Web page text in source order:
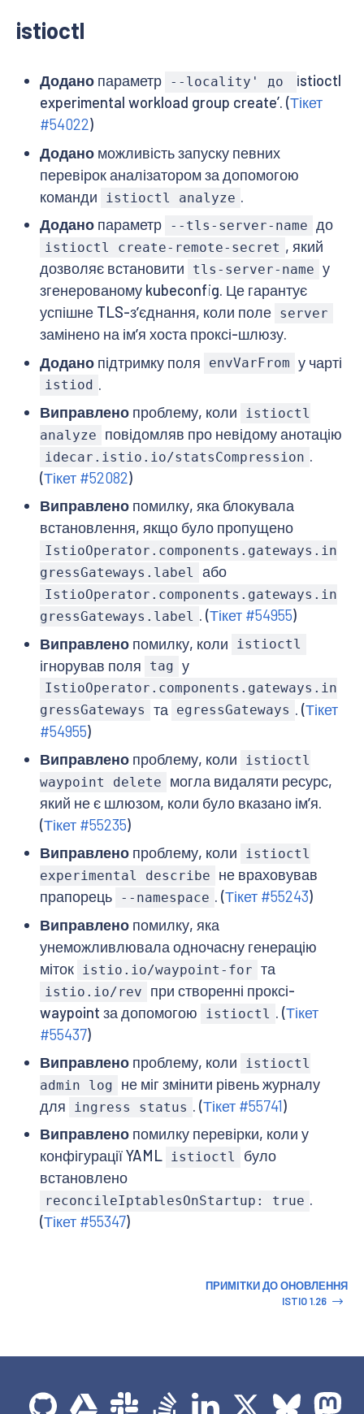
istioctl
Доданопараметр --locality' до
іstioctl
experimental workload group create’. (Тікет
#54022)
Доданоможливість запуску певних
перевірок аналізатором за допомогою
команди
istioctl analyze .
Доданопараметр --tls-server-name до
istioctl create-remote-secret , який
дозволяє встановити
tls-server-name у
згенерованому kubeconfig. Це гарантує
успішне TLS-зʼєднання, коли поле server
замінено на імʼя хоста проксі-шлюзу.
Доданопідтримку поля envVarFrom у чарті
istiod .
Виправленопроблему, коли
istioctl
analyze
повідомляв про невідому анотацію
idecar.istio.io/statsCompression .
(Тікет #52082)
Виправленопомилку, яка блокувала
встановлення, якщо було пропущено
IstioOperator.components.gateways.in
gressGateways.label
або
IstioOperator.components.gateways.in
gressGateways.label . (Тікет #54955)
Виправленопомилку, коли istioctl
ігнорував поля tag у
IstioOperator.components.gateways.in
gressGateways
та egressGateways . (Тікет
#54955)
Виправленопроблему, коли
istioctl
waypoint delete
могла видаляти ресурс,
який не є шлюзом, коли було вказано імʼя.
(Тікет #55235)
Виправленопроблему, коли
istioctl
experimental describe
не враховував
прапорець
--namespace . (Тікет #55243)
Виправленопомилку, яка
унеможливлювала одночасну генерацію
міток
istio.io/waypoint-for та
istio.io/rev
при створенні проксі-
waypoint за допомогою
istioctl . (Тікет
#55437)
Виправленопроблему, коли
istioctl
admin log
не міг змінити рівень журналу
для
ingress status . (Тікет #55741)
Виправленопомилку перевірки, коли у
конфігурації YAML istioctl
було
встановлено
reconcileIptablesOnStartup: true .
(Тікет #55347)
ПРИМІТКИ ДО ОНОВЛЕННЯ
ISTIO 1.26